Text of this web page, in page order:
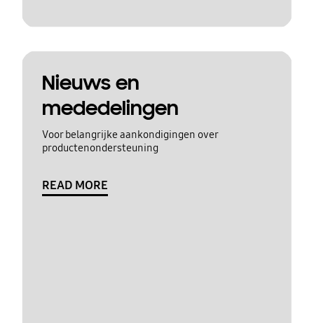
Nieuws en
mededelingen
Voor belangrijke aankondigingen over
productenondersteuning
READ MORE